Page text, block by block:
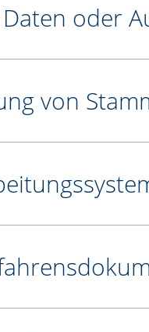
oder
von